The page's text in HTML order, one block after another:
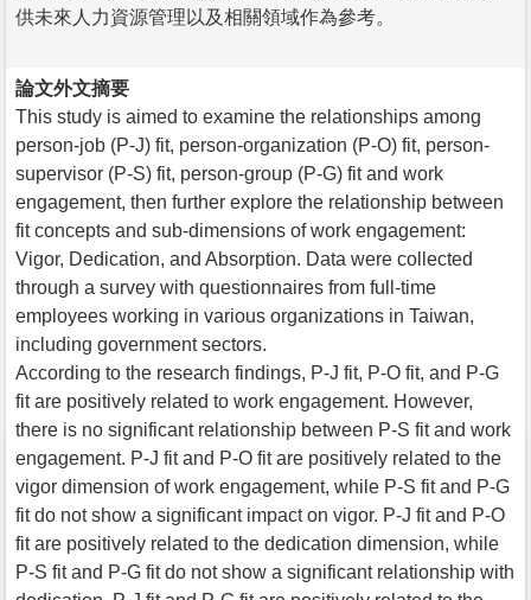
供未來人力資源管理以及相關領域作為參考。
論文外文摘要
This study is aimed to examine the relationships among
person-job (P-J) fit, person-organization (P-O) fit, person-
supervisor (P-S) fit, person-group (P-G) fit and work
engagement, then further explore the relationship between
fit concepts and sub-dimensions of work engagement:
Vigor, Dedication, and Absorption. Data were collected
through a survey with questionnaires from full-time
employees working in various organizations in Taiwan,
including government sectors.
According to the research findings, P-J fit, P-O fit, and P-G
fit are positively related to work engagement. However,
there is no significant relationship between P-S fit and work
engagement. P-J fit and P-O fit are positively related to the
vigor dimension of work engagement, while P-S fit and P-G
fit do not show a significant impact on vigor. P-J fit and P-O
fit are positively related to the dedication dimension, while
P-S fit and P-G fit do not show a significant relationship with